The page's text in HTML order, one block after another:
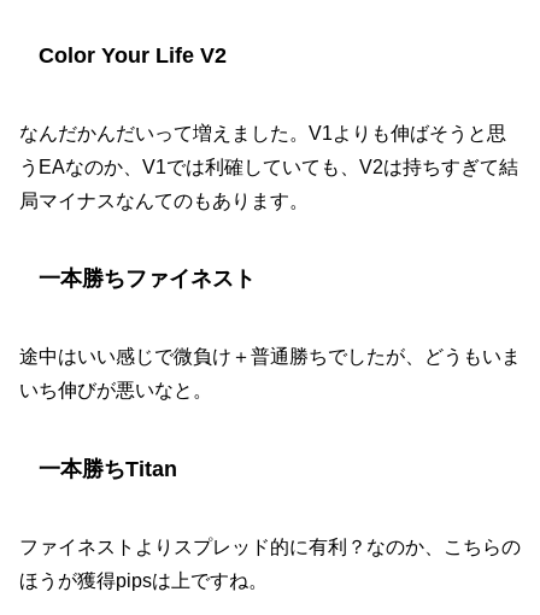
Color Your Life V2
なんだかんだいって増えました。V1よりも伸ばそうと思
うEAなのか、V1では利確していても、V2は持ちすぎて結
局マイナスなんてのもあります。
一本勝ちファイネスト
途中はいい感じで微負け＋普通勝ちでしたが、どうもいま
いち伸びが悪いなと。
一本勝ちTitan
ファイネストよりスプレッド的に有利？なのか、こちらの
ほうが獲得pipsは上ですね。